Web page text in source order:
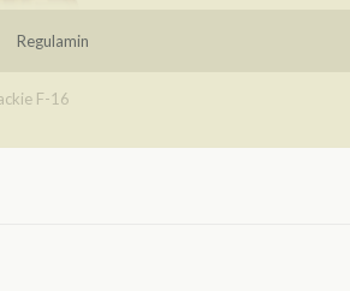
Regulamin
F-16